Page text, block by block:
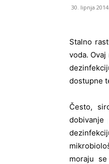
30. lipnja 2014.
Stalno
voda.
dostupne
Često,
moraju